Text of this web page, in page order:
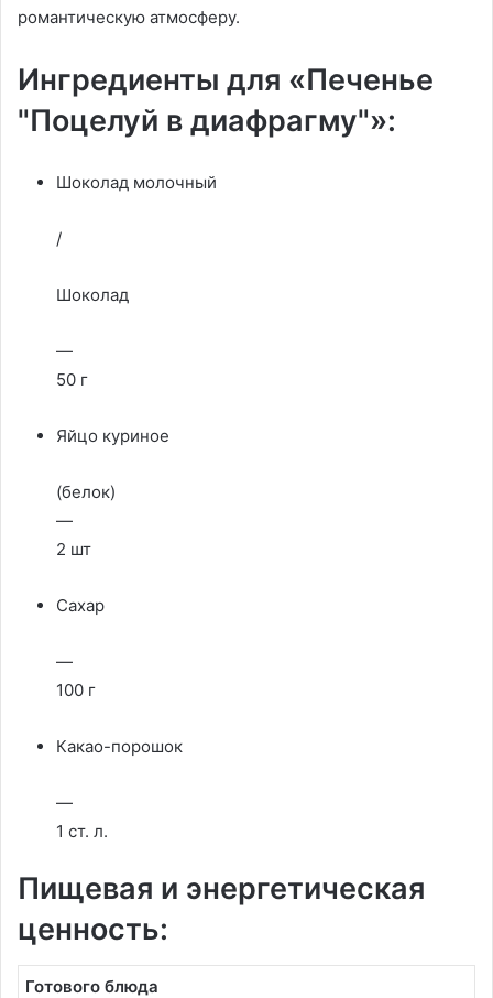
романтическую атмосферу.
Ингредиенты для «Печенье
"Поцелуй в диафрагму"»:
Шоколад молочный
/
Шоколад
—
50 г
Яйцо куриное
(белок)
—
2 шт
Сахар
—
100 г
Какао-порошок
—
1 ст. л.
Пищевая и энергетическая
ценность:
Готового блюда